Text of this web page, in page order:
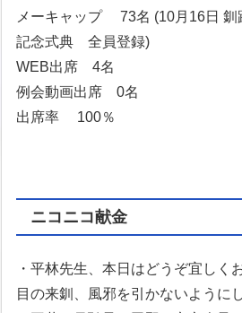
メーキャップ 73名 (10月16日 釧
記念式典 全員登録)
WEB出席 4名
例会動画出席 0名
出席率 100％
ニコニコ献金
・平林先生、本日はどうぞ宜しく
目の来釧、風邪を引かないように